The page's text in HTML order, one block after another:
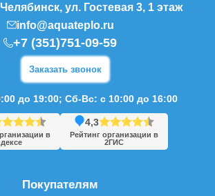
Покупателям
Челябинск, ул. Гостевая 3, 1 этаж
info@aquateplo.ru
+7 (351)751-09-59
Заказать звонок
до 19:00; Сб-Вс: с 10:00 до 16:00
в
4,3
Рейтинг организации в
2ГИС